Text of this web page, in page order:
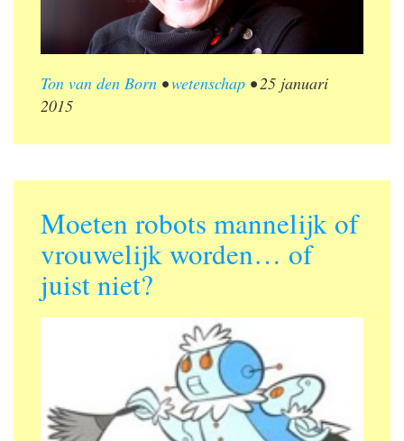
Ton van den Born •wetenschap •25 januari
2015
Moeten robots mannelijk of
vrouwelijk worden… of
juist niet?